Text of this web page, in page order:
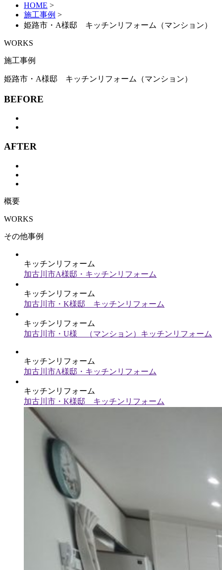
HOME >
施工事例 >
姫路市・A様邸 キッチンリフォーム（マンション）
WORKS
施工事例
姫路市・A様邸 キッチンリフォーム（マンション）
BEFORE
AFTER
概要
WORKS
その他事例
キッチンリフォーム
加古川市A様邸・キッチンリフォーム
キッチンリフォーム
加古川市・K様邸 キッチンリフォーム
キッチンリフォーム
加古川市・U様 （マンション）キッチンリフォーム
キッチンリフォーム
加古川市A様邸・キッチンリフォーム
キッチンリフォーム
加古川市・K様邸 キッチンリフォーム